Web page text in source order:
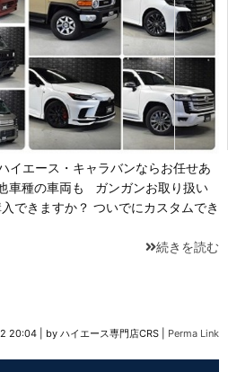
イエース・キャラバンならお任せあ
車種の車両も ガンガンお取り扱い
できますか？ ついでにカスタムでき
続きを読む
20:04 by ハイエース専門店CRS Perma Link